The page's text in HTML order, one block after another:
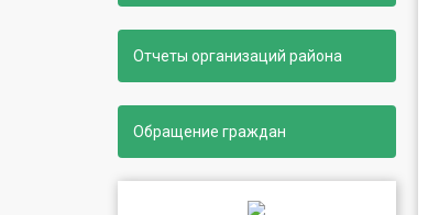
Отчеты организаций района
Обращение граждан